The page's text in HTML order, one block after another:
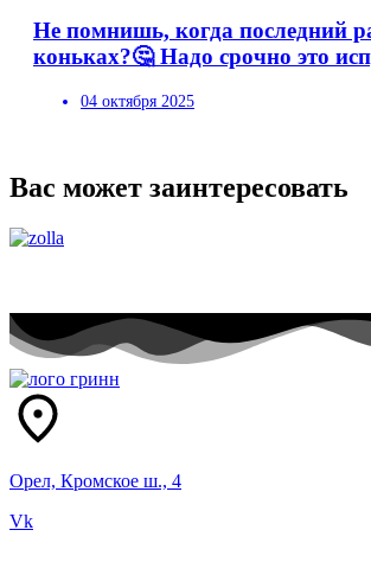
Не помнишь, когда последний
коньках?🤔 Надо срочно это
04 октября 2025
Вас может заинтересовать
Орел, Кромское ш., 4
Vk